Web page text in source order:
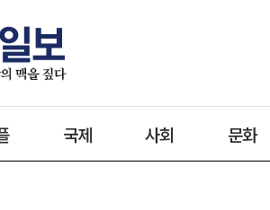
국제 사회 문화